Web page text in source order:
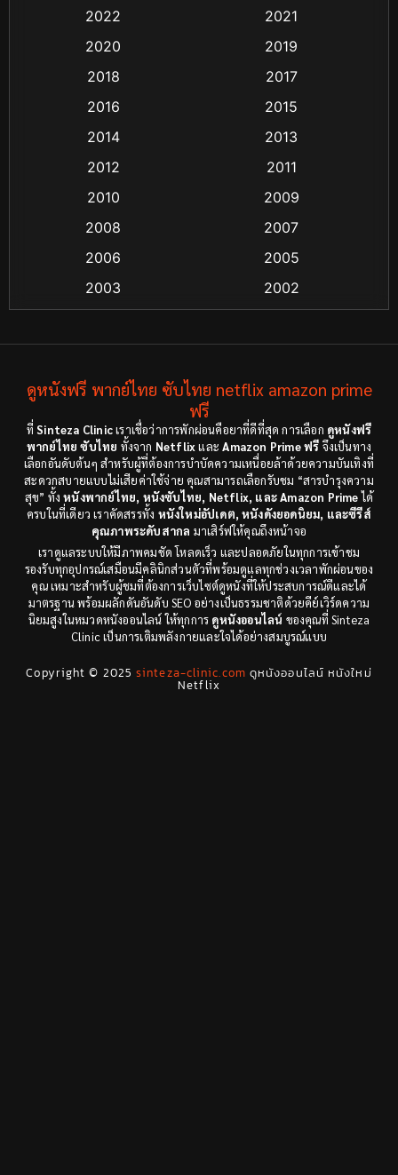
Classic หนังคลาสสิก (25)
Coming-of-age ชีวิตวัยรุ่น (13)
Crime อาชญากรรม (55)
Cult Film(4)
Dance เต้น (6)
Detective สืบสวน(18)
Disaster(9)
Disney+(8)
Documentary สารคดี(12)
Documentary สารคดี(3)
Drama ดราม่า(278)
Drama ดราม่า(29)
2022
2021
2020
2019
2018
2017
2016
2015
2014
2013
2012
2011
2010
2009
2008
2007
2006
2005
2003
2002
1998
1997
1971
1962
ดูหนังฟรี พากย์ไทย ซับไทย netflix amazon prime
ฟรี
ที่Sinteza Clinicเราเชื่อว่าการพักผ่อนคือยาที่ดีที่สุด การเลือก ดูหนังฟรี
พากย์ไทย ซับไทย ทั้งจาก NetflixและAmazon Prime ฟรี จึงเป็นทาง
เลือกอันดับต้นๆ สำหรับผู้ที่ต้องการบำบัดความเหนื่อยล้าด้วยความบันเทิงที่
สะดวกสบายแบบไม่เสียค่าใช้จ่าย คุณสามารถเลือกรับชม “สารบำรุงความ
สุข” ทั้งหนังพากย์ไทย, หนังซับไทย, Netflix, และ Amazon Primeได้
ครบในที่เดียว เราคัดสรรทั้ง หนังใหม่อัปเดต, หนังดังยอดนิยม, และซีรีส์
คุณภาพระดับสากล มาเสิร์ฟให้คุณถึงหน้าจอ
เราดูแลระบบให้มีภาพคมชัด โหลดเร็ว และปลอดภัยในทุกการเข้าชม
รองรับทุกอุปกรณ์เสมือนมีคลินิกส่วนตัวที่พร้อมดูแลทุกช่วงเวลาพักผ่อนของ
คุณ เหมาะสำหรับผู้ชมที่ต้องการเว็บไซต์ดูหนังที่ให้ประสบการณ์ดีและได้
มาตรฐาน พร้อมผลักดันอันดับ SEO อย่างเป็นธรรมชาติด้วยคีย์เวิร์ดความ
นิยมสูงในหมวดหนังออนไลน์ ให้ทุกการ ดูหนังออนไลน์ ของคุณที่ Sinteza
Clinic เป็นการเติมพลังกายและใจได้อย่างสมบูรณ์แบบ
Copyright © 2025sinteza-clinic.com ดูหนังออนไลน์ หนังใหม่
Netflix